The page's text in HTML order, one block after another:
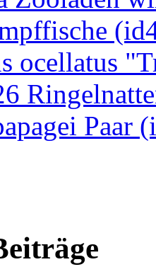
ocellatus
Paar